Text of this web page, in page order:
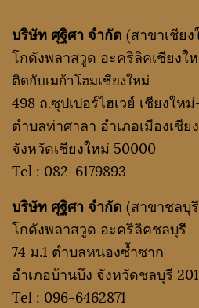
บริษัท ศุฐิศา จำกัด (สาขาเชีย
โกดังพลาสวูด อะคริลิคเชียงใ
ติดกับเมก้าโฮมเชียงใหม่
498 ถ.ซุปเปอร์ไฮเวย์ เชียงให
ตำบลท่าศาลา อำเภอเมืองเชีย
จังหวัดเชียงใหม่ 50000
Tel : 082-6179893
บริษัท ศุฐิศา จำกัด (สาขาชลบุ
โกดังพลาสวูด อะคริลิคชลบุรี
74 ม.1 ตำบลหนองซ้ำซาก
อำเภอบ้านบึง จังหวัดชลบุรี
Tel : 096-6462871